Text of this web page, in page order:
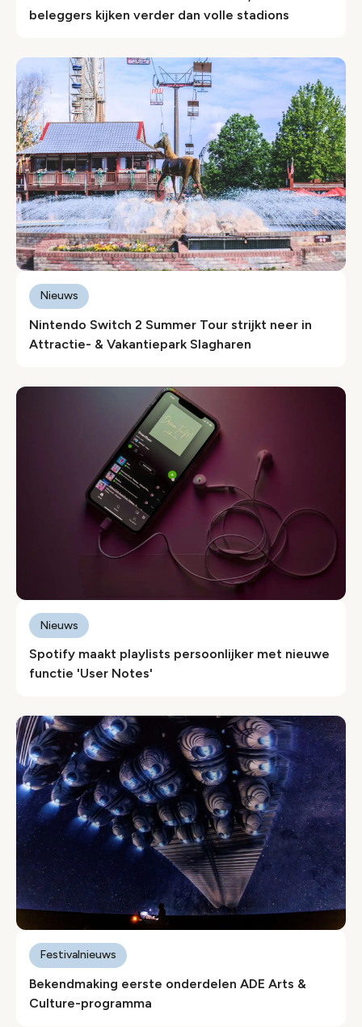
beleggers kijken verder dan volle stadions
Nintendo Switch 2 Summer Tour strijkt neer in
Attractie- & Vakantiepark Slagharen
Nieuws
Spotify maakt playlists persoonlijker met nieuwe
functie 'User Notes'
Nieuws
Bekendmaking eerste onderdelen ADE Arts &
Culture-programma
Festivalnieuws